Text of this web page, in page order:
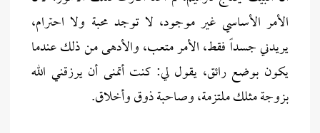
الأمر الأساسي غير موجود، لا توجد محبة ولا احترام،
يريدني جسداً فقط، الأمر متعب، والأدهى من ذلك عندما
يكون بوضع رائق، يقول لي: كنت أتمنى أن يرزقني الله
بزوجة مثلك ملتزمة، وصاحبة ذوق وأخلاق.